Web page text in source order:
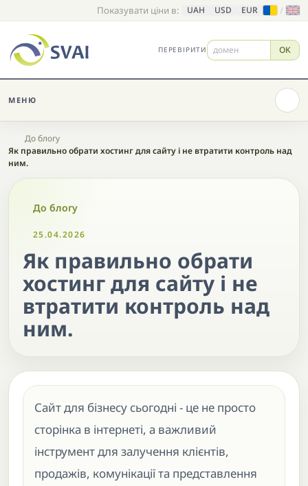
Показувати ціни в: UAH USD EUR /
ПЕРЕВІРИТИ OK
МЕНЮ
Головна
До блогу
Як правильно обрати хостинг для сайту і не втратити контроль над
ним.
До блогу
25.04.2026
Як правильно обрати
хостинг для сайту і не
втратити контроль над
ним.
Сайт для бізнесу сьогодні - це не просто
сторінка в інтернеті, а важливий
інструмент для залучення клієнтів,
продажів, комунікації та представлення